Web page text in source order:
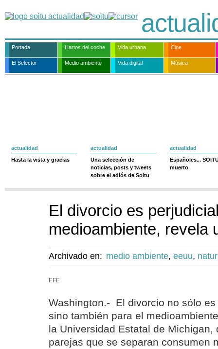
Portada Hartos del coche Vida urbana Cine
El Selector Medio ambiente Vida digital Música
actualidad
Hasta la vista y gracias
actualidad
Una selección de
noticias, posts y tweets
sobre el adiós de Soitu
actualidad
Españoles...
muerto
El divorcio es
medioambiente, revela
Archivado en: medio ambiente, eeuu,
EFE
Washington.- El divorcio no sólo
sino también para el
la Universidad Estatal de Michigan,
parejas que se separan consumen